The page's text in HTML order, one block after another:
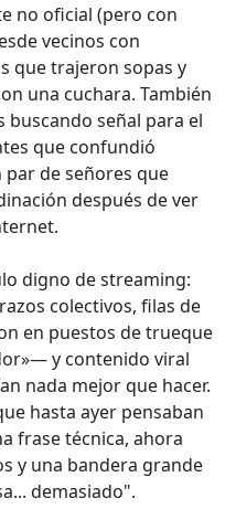
no oficial (pero con
vecinos con
que trajeron sopas y
una cuchara. También
señal para el
que confundió
de señores que
después de ver
digno de streaming:
colectivos, filas de
en puestos de trueque
y contenido viral
nada mejor que hacer.
hasta ayer pensaban
frase técnica, ahora
y una bandera grande
demasiado".